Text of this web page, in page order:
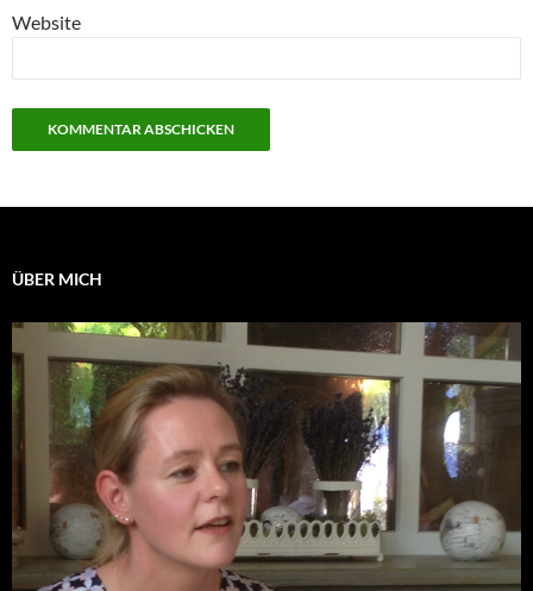
Website
ÜBER MICH